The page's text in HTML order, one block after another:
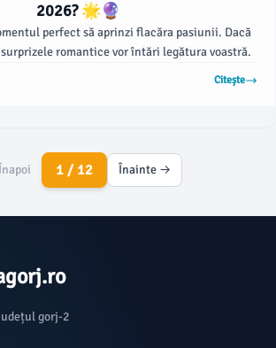
2026? 🌟🔮
perfect să aprinzi flacăra pasiunii. Dacă
romantice vor întări legătura voastră.
Citește
1 / 12 Înainte →
gorj-2